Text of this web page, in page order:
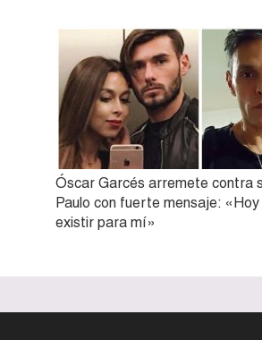
Óscar Garcés arremete contra
Paulo con fuerte mensaje:
existir para mí»